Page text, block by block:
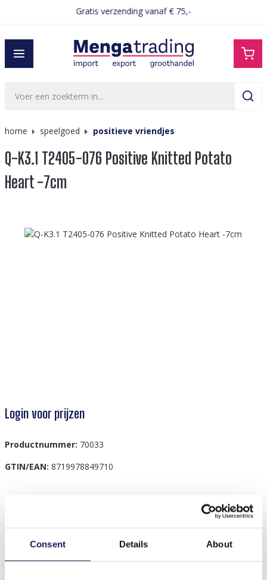
Consent Details About
Gratis verzending vanaf € 75,-
home speelgoed positieve vriendjes
Q-K3.1 T2405-076 Positive Knitted Potato
Heart -7cm
Afbeeldingengalerij overslaan
Login voor prijzen
Productnummer: 70033
GTIN/EAN: 8719978849710
Aardappelhart, een prachtige toevoeging van 7 cm aan
uw collectie speel…Meer